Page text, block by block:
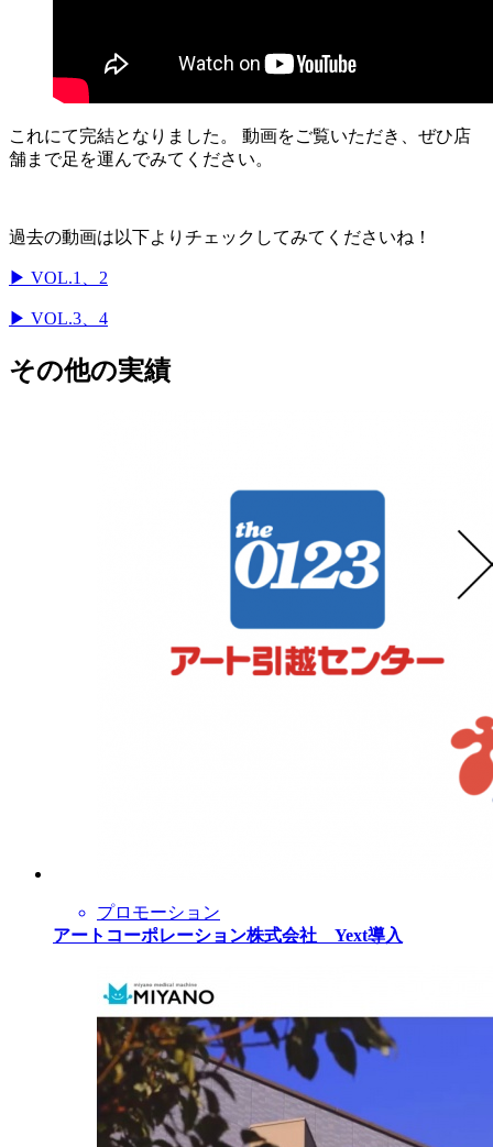
これにて完結となりました。 動画をご覧いただき、ぜひ店
舗まで足を運んでみてください。
過去の動画は以下よりチェックしてみてくださいね！
▶ VOL.1、2
▶ VOL.3、4
その他の実績
プロモーション
アートコーポレーション株式会社 Yext導入